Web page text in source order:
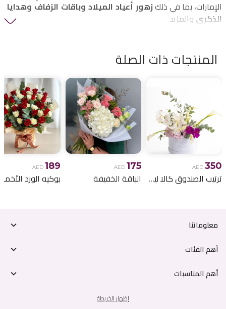
الإمارات، بما في ذلك زهور أعياد الميلاد وباقات الزفاف وهدايا
الذكرى والمزيد.
المنتجات ذات الصلة
AED 350
ترتيب الصندوق كالا ليلي
AED 175
الباقة الخفيفة
AED 189
معلوماتنا
أهم الفئات
أهم المناسبات
إظهار الخريطة